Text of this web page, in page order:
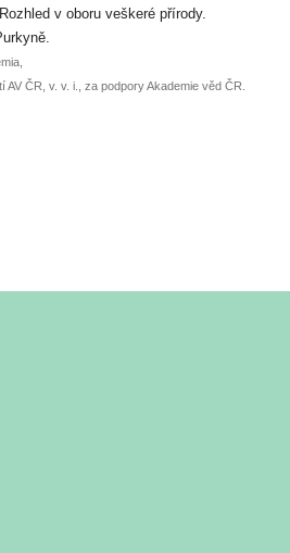
nebo
v oboru veškeré přírody.
ČR, v. v. i., za podpory Akademie věd ČR.